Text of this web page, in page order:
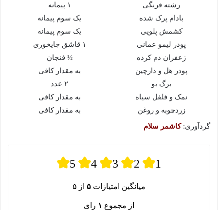
رشته فرنگی
۱ پیمانه
بادام پرک شده
یک سوم پیمانه
کشمش پلویی
یک سوم پیمانه
پودر لیمو عمانی
۱ قاشق چایخوری
زعفران دم کرده
½ فنجان
پودر هل و دارچین
به مقدار کافی
برگ بو
۲ عدد
نمک و فلفل سیاه
به مقدار کافی
زردچوبه و روغن
به مقدار کافی
گردآوری:کاشمر سلام
5 4 3 2 1
میانگین امتیازات ۵ از ۵
از مجموع ۱ رای